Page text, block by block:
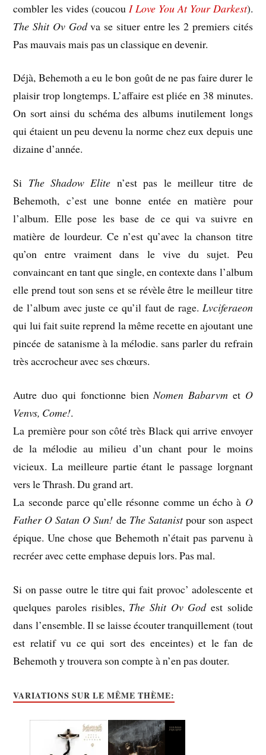
combler les vides (coucou I Love You At Your Darkest).
The Shit Ov Godva se situer entre les 2 premiers cités
Pas mauvais mais pas un classique en devenir.
Déjà, Behemoth a eu le bon goût de ne pas faire durer le
plaisir trop longtemps. L’affaire est pliée en 38 minutes.
On sort ainsi du schéma des albums inutilement longs
qui étaient un peu devenu la norme chez eux depuis une
dizaine d’année.
Si The Shadow Elite n’est pas le meilleur titre de
Behemoth, c’est une bonne entée en matière pour
l’album. Elle pose les base de ce qui va suivre en
matière de lourdeur. Ce n’est qu’avec la chanson titre
qu’on entre vraiment dans le vive du sujet. Peu
convaincant en tant que single, en contexte dans l’album
elle prend tout son sens et se révèle être le meilleur titre
de l’album avec juste ce qu’il faut de rage. Lvciferaeon
qui lui fait suite reprend la même recette en ajoutant une
pincée de satanisme à la mélodie. sans parler du refrain
très accrocheur avec ses chœurs.
Autre duo qui fonctionne bienNomen Babarvm et O
Venvs, Come!.
La première pour son côté très Black qui arrive envoyer
de la mélodie au milieu d’un chant pour le moins
vicieux. La meilleure partie étant le passage lorgnant
vers le Thrash. Du grand art.
La seconde parce qu’elle résonne comme un écho à O
Father O Satan O Sun! de The Satanistpour son aspect
épique. Une chose que Behemoth n’était pas parvenu à
recréer avec cette emphase depuis lors. Pas mal.
Si on passe outre le titre qui fait provoc’ adolescente et
quelques paroles risibles, The Shit Ov Godest solide
dans l’ensemble. Il se laisse écouter tranquillement (tout
est relatif vu ce qui sort des enceintes) et le fan de
Behemoth y trouvera son compte à n’en pas douter.
VARIATIONS SUR LE MÊME THÈME: